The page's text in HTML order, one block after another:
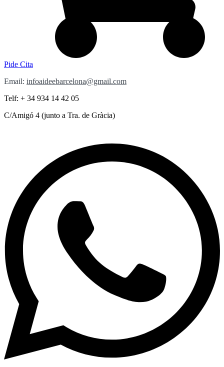
Pide Cita
Email: infoaideebarcelona@gmail.com
Telf: + 34 934 14 42 05
C/Amigó 4 (junto a Tra. de Gràcia)